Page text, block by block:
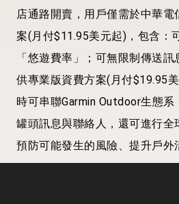
店通路開賣，用戶僅需於中華
案(月付$11.95美元起)，包含：
「悠遊費率」；可無限制傳送
供專業版資費方案(月付$19.95
時可串聯Garmin Outdoor生態
罐頭訊息與聯絡人，還可進行
預防可能發生的風險、提升戶外